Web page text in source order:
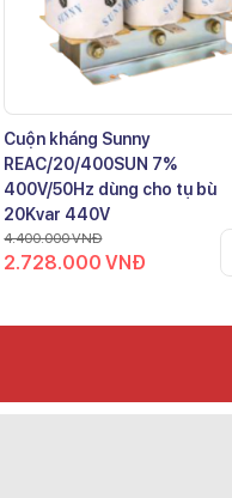
Cuộn kháng Sunny
REAC/20/400SUN 7%
400V/50Hz dùng cho tụ bù
20Kvar 440V
4.400.000VNĐ
2.728.000VNĐ